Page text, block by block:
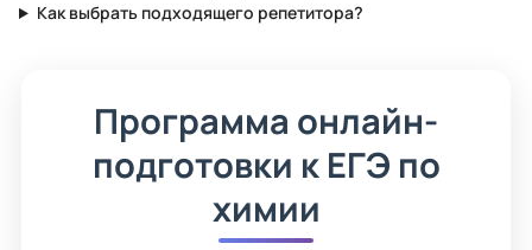
Как выбрать подходящего репетитора?
Программа онлайн-
подготовки к ЕГЭ по
химии